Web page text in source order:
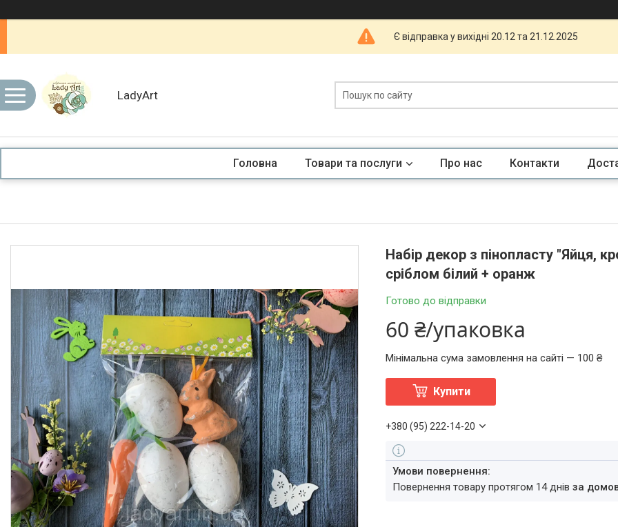
Є відправка у вихідні 20.12 та 21.12.2025
LadyArt
Головна Товари та послуги Про нас Контакти
Набір декор з пінопласту "Яйця,
сріблом білий + оранж
Готово до відправки
60 ₴/упаковка
Мінімальна сума замовлення на сайті — 100 ₴
Купити
+380 (95) 222-14-20
повернення товару протягом 14 днівза